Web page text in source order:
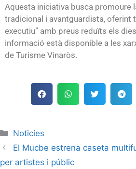
Aquesta iniciativa busca promoure
tradicional i avantguardista, oferint
executiu” amb preus reduïts els
informació està disponible a les
de Turisme Vinaròs.
Noticies
El Mucbe estrena caseta
per artistes i públic